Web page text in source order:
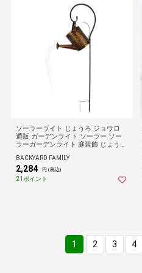
ソーラーライト じょうろ ジョウロ
通販 ガーデンライト ソーラー ソー
ラーガーデンライト 庭装飾 じょうろ
ン 置き物 置物 飾り 庭灯飾り イルミ
ネーション アンティーク 癒し 設置
簡単 屋外 ガーデン テラス ベランダ
BACKYARD FAMILY
2,284 円 (税込)
21ポイント
1 2 3 4